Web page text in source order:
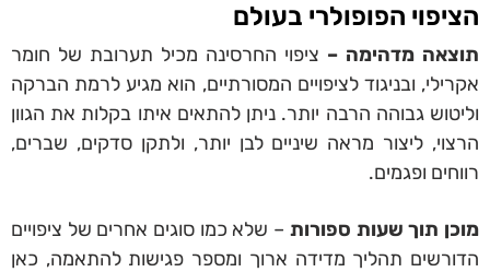
הציפוי הפופולרי בעולם
תוצאה מדהימה – ציפוי החרסינה מכיל תערובת של חומר
אקרילי, ובניגוד לציפויים המסורתיים, הוא מגיע לרמת הברקה
וליטוש גבוהה הרבה יותר. ניתן להתאים איתו בקלות את הגוון
הרצוי, ליצור מראה שיניים לבן יותר, ולתקן סדקים, שברים,
רווחים ופגמים.
מוכן תוך שעות ספורות – שלא כמו סוגים אחרים של ציפויים
הדורשים תהליך מדידה ארוך ומספר פגישות להתאמה, כאן